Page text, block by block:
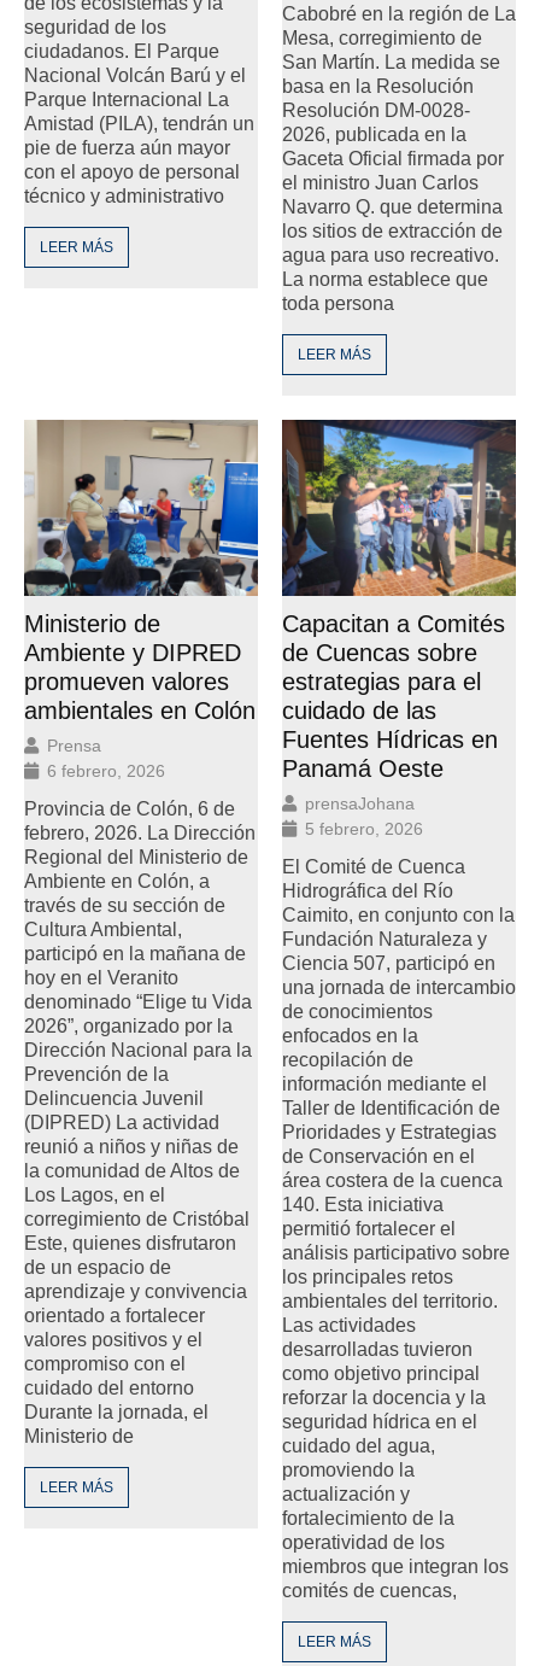
seguridad de los
ciudadanos. El Parque
Nacional Volcán Barú y el
Parque Internacional La
Amistad (PILA), tendrán un
pie de fuerza aún mayor
con el apoyo de personal
técnico y administrativo
LEER MÁS
Cabobré en la región de La
Mesa, corregimiento de
San Martín. La medida se
basa en la Resolución
Resolución DM-0028-
2026, publicada en la
Gaceta Oficial firmada por
el ministro Juan Carlos
Navarro Q. que determina
los sitios de extracción de
agua para uso recreativo.
La norma establece que
toda persona
LEER MÁS
Ministerio de
Ambiente y DIPRED
promueven valores
ambientales en Colón
Prensa
6 febrero, 2026
Provincia de Colón, 6 de
febrero, 2026. La Dirección
Regional del Ministerio de
Ambiente en Colón, a
través de su sección de
Cultura Ambiental,
participó en la mañana de
hoy en el Veranito
denominado “Elige tu Vida
2026”, organizado por la
Dirección Nacional para la
Prevención de la
Delincuencia Juvenil
(DIPRED) La actividad
reunió a niños y niñas de
la comunidad de Altos de
Los Lagos, en el
corregimiento de Cristóbal
Este, quienes disfrutaron
de un espacio de
aprendizaje y convivencia
orientado a fortalecer
valores positivos y el
compromiso con el
cuidado del entorno
Durante la jornada, el
Ministerio de
LEER MÁS
Capacitan a Comités
de Cuencas sobre
estrategias para el
cuidado de las
Fuentes Hídricas en
Panamá Oeste
prensaJohana
5 febrero, 2026
El Comité de Cuenca
Hidrográfica del Río
Caimito, en conjunto con la
Fundación Naturaleza y
Ciencia 507, participó en
una jornada de intercambio
de conocimientos
enfocados en la
recopilación de
información mediante el
Taller de Identificación de
Prioridades y Estrategias
de Conservación en el
área costera de la cuenca
140. Esta iniciativa
permitió fortalecer el
análisis participativo sobre
los principales retos
ambientales del territorio.
Las actividades
desarrolladas tuvieron
como objetivo principal
reforzar la docencia y la
seguridad hídrica en el
cuidado del agua,
promoviendo la
actualización y
fortalecimiento de la
operatividad de los
miembros que integran los
comités de cuencas,
LEER MÁS